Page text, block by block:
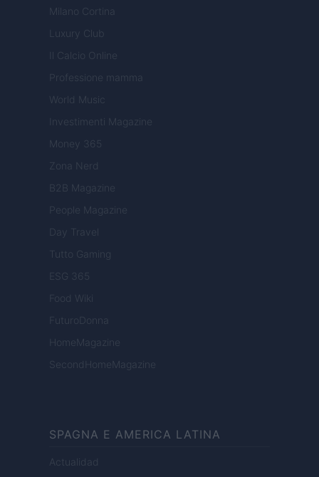
Milano Cortina
Luxury Club
Il Calcio Online
Professione mamma
World Music
Investimenti Magazine
Money 365
Zona Nerd
B2B Magazine
People Magazine
Day Travel
Tutto Gaming
ESG 365
Food Wiki
FuturoDonna
HomeMagazine
SecondHomeMagazine
SPAGNA E AMERICA LATINA
Actualidad